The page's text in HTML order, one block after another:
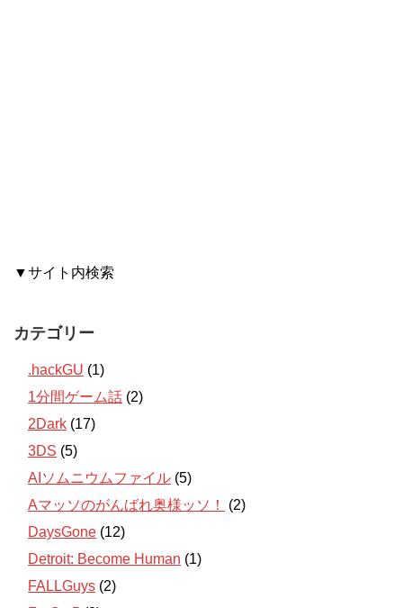
▼サイト内検索
カテゴリー
.hackGU (1)
1分間ゲーム話 (2)
2Dark (17)
3DS (5)
AIソムニウムファイル (5)
Aマッソのがんばれ奥様ッソ！
(2)
DaysGone (12)
Detroit: Become Human (1)
FALLGuys (2)